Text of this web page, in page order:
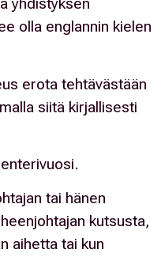
yhdistyksen
olla englannin kielen
erota tehtävästään
siitä kirjallisesti
tai hänen
kutsusta,
aihetta tai kun